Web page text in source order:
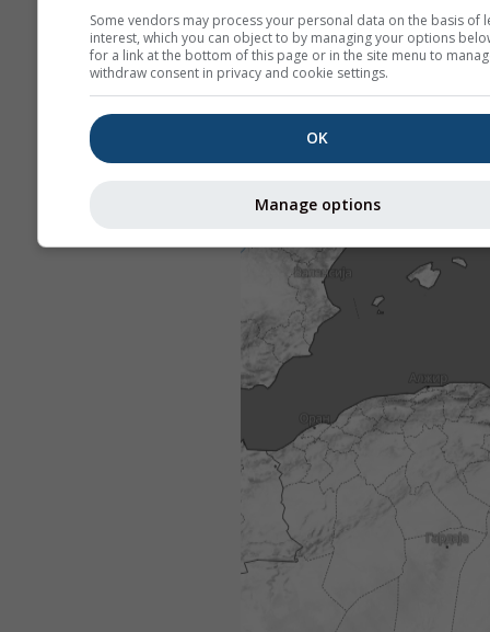
Some vendors may process your personal data on the basis of
interest, which you can object to by managing your options
for a link at the bottom of this page or in the site menu to
withdraw consent in privacy and cookie settings.
OK
Manage options